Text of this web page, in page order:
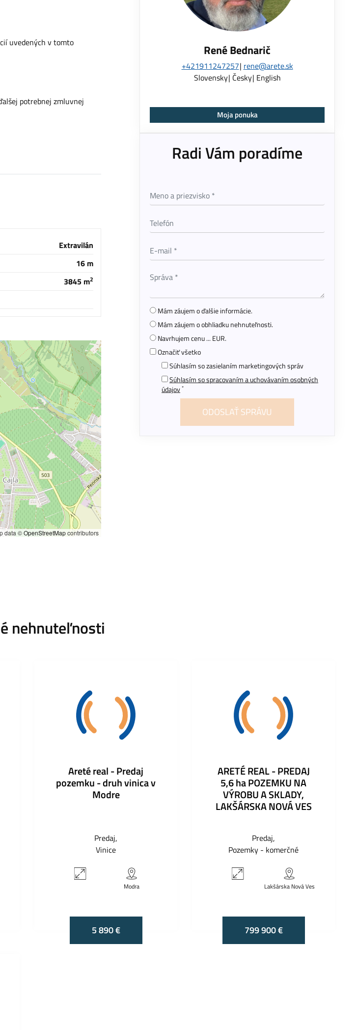
uvedených v tomto
potrebnej zmluvnej
Extravilán
16 m
3845 m2
data ©OpenStreetMapcontributors
René Bednarič
+421911247257 rene@arete.sk
Slovensky Česky English
Moja ponuka
Radi Vám poradíme
Mám záujem o ďalšie informácie.
Mám záujem o obhliadku nehnuteľnosti.
Navrhujem cenu ... EUR.
Označiť všetko
Súhlasím so zasielaním marketingových správ
Súhlasím so spracovaním a uchovávaním osobných
údajov*
nehnuteľnosti
Areté real - Predaj
pozemku - druh vinica v
Modre
Predaj
Vinice
Modra
5 890 €
ARETÉ REAL - PREDAJ
5,6 ha POZEMKU NA
VÝROBU A SKLADY,
LAKŠÁRSKA NOVÁ VES
Predaj
Pozemky - komerčné
Lakšárska Nová Ves
799 900 €